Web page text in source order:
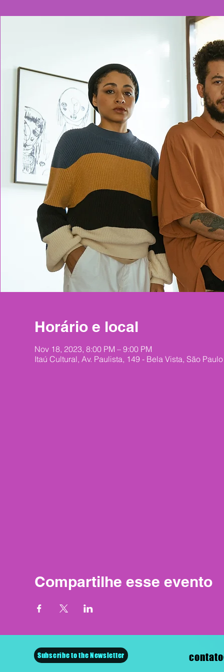
Horário e local
Nov 18, 2023, 8:00 PM – 9:00 PM
Itaú Cultural, Av. Paulista, 149 - Bela Vista, São Paulo
Compartilhe esse evento
Subscribe to the Newsletter